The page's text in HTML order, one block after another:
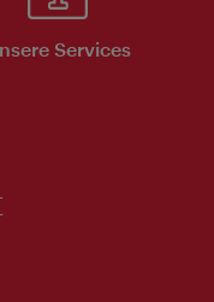
Services